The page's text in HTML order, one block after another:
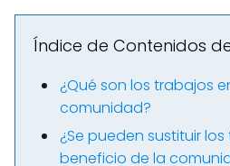
Índice de Contenidos
¿Qué son los trabajos
comunidad?
¿Se pueden sustituir
beneficio de la